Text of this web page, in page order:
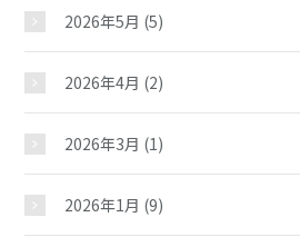
2026年5月 (5)
2026年4月 (2)
2026年3月 (1)
2026年1月 (9)